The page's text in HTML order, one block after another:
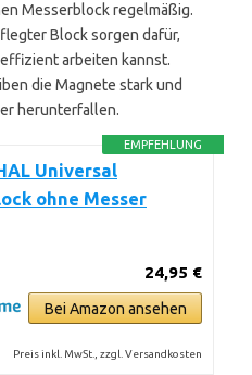
Messerblock regelmäßig.
Block sorgen dafür,
arbeiten kannst.
die Magnete stark und
herunterfallen.
EMPFEHLUNG
Universal
ohne Messer
24,95 €
Bei Amazon ansehen
Preis inkl. MwSt., zzgl. Versandkosten